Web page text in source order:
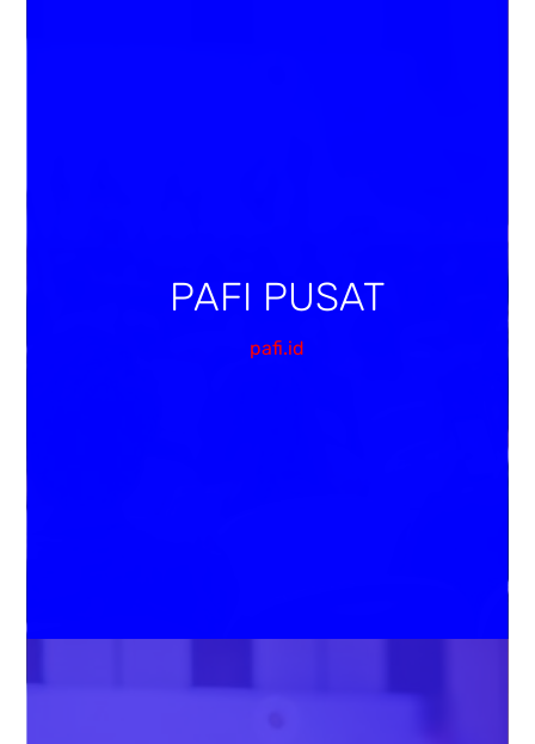
PAFI PUSAT
pafi.id